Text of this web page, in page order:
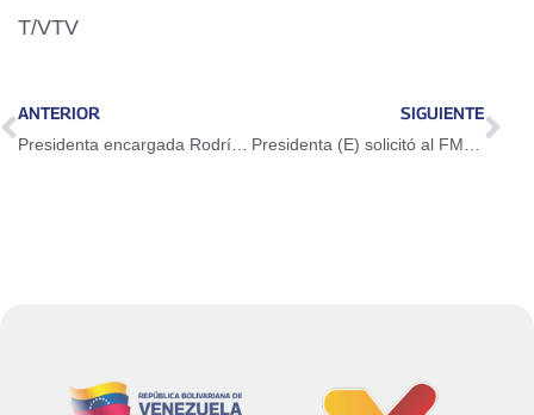
T/VTV
ANTERIOR
Presidenta encargada Rodríguez solicitará al Rey de Inglaterra liberación del oro venezolano para atender emergencia nacional
SIGUIENTE
Presidenta (E) solicitó al FMI liberación de recursos para atención de afectados por sismos